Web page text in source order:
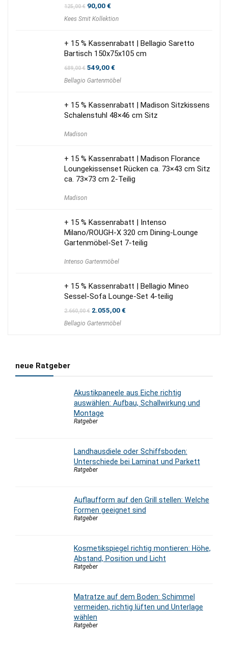
125,00€ Ursprünglicher
war:
90,00€Aktueller
ist:
Kees Smit Kollektion
+ 15 % Kassenrabatt | Bellagio Saretto
Bartisch 150x75x105 cm
689,00€ Ursprünglicher
war:
549,00€Aktueller
ist:
Bellagio Gartenmöbel
+ 15 % Kassenrabatt | Madison Sitzkissens
Schalenstuhl 48×46 cm Sitz
Madison
+ 15 % Kassenrabatt | Madison Florance
Loungekissenset Rücken ca. 73×43 cm Sitz
ca. 73×73 cm 2-Teilig
Madison
+ 15 % Kassenrabatt | Intenso
Milano/ROUGH-X 320 cm Dining-Lounge
Gartenmöbel-Set 7-teilig
Intenso Gartenmöbel
+ 15 % Kassenrabatt | Bellagio Mineo
Sessel-Sofa Lounge-Set 4-teilig
2.660,00€ Ursprünglicher
war:
2.055,00€Aktueller
Bellagio Gartenmöbel
neue Ratgeber
Akustikpaneele aus Eiche richtig
auswählen: Aufbau, Schallwirkung und
Montage
Ratgeber
Landhausdiele oder Schiffsboden:
Unterschiede bei Laminat und Parkett
Ratgeber
Auflaufform auf den Grill stellen: Welche
Formen geeignet sind
Ratgeber
Kosmetikspiegel richtig montieren: Höhe,
Abstand, Position und Licht
Ratgeber
Matratze auf dem Boden: Schimmel
vermeiden, richtig lüften und Unterlage
wählen
Ratgeber